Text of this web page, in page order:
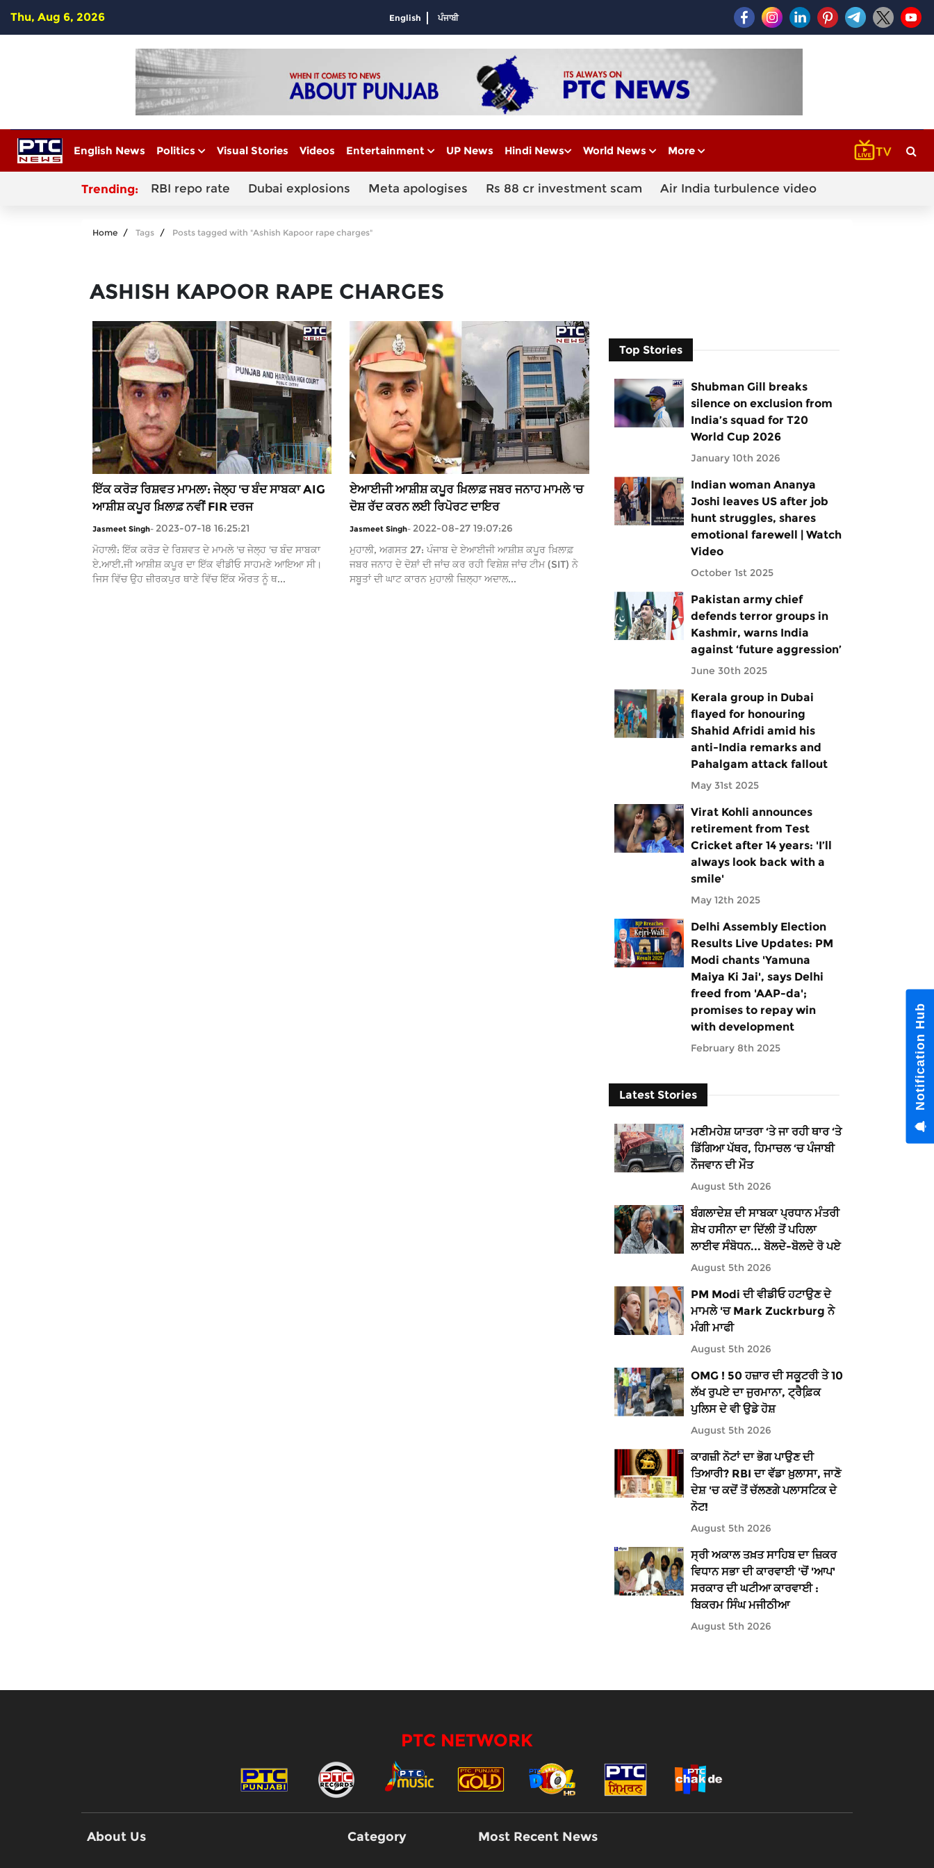
Thu, Aug 6, 2026 English ਪੰਜਾਬੀ
English News Politics Visual Stories Videos Entertainment UP News Hindi News World News More
Trending: RBI repo rate Dubai explosions Meta apologises Rs 88 cr investment scam Air India turbulence video
Home Tags Posts tagged with "Ashish Kapoor rape charges"
ASHISH KAPOOR RAPE CHARGES
ਇੱਕ ਕਰੋੜ ਰਿਸ਼ਵਤ ਮਾਮਲਾ: ਜੇਲ੍ਹ 'ਚ ਬੰਦ ਸਾਬਕਾ AIG
ਆਸ਼ੀਸ਼ ਕਪੂਰ ਖ਼ਿਲਾਫ਼ ਨਵੀਂ FIR ਦਰਜ
Jasmeet Singh- 2023-07-18 16:25:21
ਮੋਹਾਲੀ: ਇੱਕ ਕਰੋੜ ਦੇ ਰਿਸ਼ਵਤ ਦੇ ਮਾਮਲੇ 'ਚ ਜੇਲ੍ਹ 'ਚ ਬੰਦ ਸਾਬਕਾ
ਏ.ਆਈ.ਜੀ ਆਸ਼ੀਸ਼ ਕਪੂਰ ਦਾ ਇੱਕ ਵੀਡੀਓ ਸਾਹਮਣੇ ਆਇਆ ਸੀ।
ਜਿਸ ਵਿੱਚ ਉਹ ਜ਼ੀਰਕਪੁਰ ਥਾਣੇ ਵਿੱਚ ਇੱਕ ਔਰਤ ਨੂੰ ਥ...
ਏਆਈਜੀ ਆਸ਼ੀਸ਼ ਕਪੂਰ ਖ਼ਿਲਾਫ਼ ਜਬਰ ਜਨਾਹ ਮਾਮਲੇ 'ਚ
ਦੋਸ਼ ਰੱਦ ਕਰਨ ਲਈ ਰਿਪੋਰਟ ਦਾਇਰ
Jasmeet Singh- 2022-08-27 19:07:26
ਮੁਹਾਲੀ, ਅਗਸਤ 27: ਪੰਜਾਬ ਦੇ ਏਆਈਜੀ ਆਸ਼ੀਸ਼ ਕਪੂਰ ਖ਼ਿਲਾਫ਼
ਜਬਰ ਜਨਾਹ ਦੇ ਦੋਸ਼ਾਂ ਦੀ ਜਾਂਚ ਕਰ ਰਹੀ ਵਿਸ਼ੇਸ਼ ਜਾਂਚ ਟੀਮ (SIT) ਨੇ
ਸਬੂਤਾਂ ਦੀ ਘਾਟ ਕਾਰਨ ਮੁਹਾਲੀ ਜ਼ਿਲ੍ਹਾ ਅਦਾਲ...
Top Stories
Shubman Gill breaks
silence on exclusion from
India’s squad for T20
World Cup 2026
January 10th 2026
Indian woman Ananya
Joshi leaves US after job
hunt struggles, shares
emotional farewell | Watch
Video
October 1st 2025
Pakistan army chief
defends terror groups in
Kashmir, warns India
against ‘future aggression’
June 30th 2025
Kerala group in Dubai
flayed for honouring
Shahid Afridi amid his
anti-India remarks and
Pahalgam attack fallout
May 31st 2025
Virat Kohli announces
retirement from Test
Cricket after 14 years: 'I’ll
always look back with a
smile'
May 12th 2025
Delhi Assembly Election
Results Live Updates: PM
Modi chants 'Yamuna
Maiya Ki Jai', says Delhi
freed from 'AAP-da';
promises to repay win
with development
February 8th 2025
Latest Stories
ਮਣੀਮਹੇਸ਼ ਯਾਤਰਾ ‘ਤੇ ਜਾ ਰਹੀ ਥਾਰ ‘ਤੇ
ਡਿੱਗਿਆ ਪੱਥਰ, ਹਿਮਾਚਲ ‘ਚ ਪੰਜਾਬੀ
ਨੌਜਵਾਨ ਦੀ ਮੌਤ
August 5th 2026
ਬੰਗਲਾਦੇਸ਼ ਦੀ ਸਾਬਕਾ ਪ੍ਰਧਾਨ ਮੰਤਰੀ
ਸ਼ੇਖ ਹਸੀਨਾ ਦਾ ਦਿੱਲੀ ਤੋਂ ਪਹਿਲਾ
ਲਾਈਵ ਸੰਬੋਧਨ... ਬੋਲਦੇ-ਬੋਲਦੇ ਰੋ ਪਏ
August 5th 2026
PM Modi ਦੀ ਵੀਡੀਓ ਹਟਾਉਣ ਦੇ
ਮਾਮਲੇ 'ਚ Mark Zuckrburg ਨੇ
ਮੰਗੀ ਮਾਫੀ
August 5th 2026
OMG ! 50 ਹਜ਼ਾਰ ਦੀ ਸਕੂਟਰੀ ਤੇ 10
ਲੱਖ ਰੁਪਏ ਦਾ ਜੁਰਮਾਨਾ, ਟ੍ਰੈਫ਼ਿ਼ਕ
ਪੁਲਿਸ ਦੇ ਵੀ ਉਡੇ ਹੋਸ਼
August 5th 2026
ਕਾਗਜ਼ੀ ਨੋਟਾਂ ਦਾ ਭੋਗ ਪਾਉਣ ਦੀ
ਤਿਆਰੀ? RBI ਦਾ ਵੱਡਾ ਖ਼ੁਲਾਸਾ, ਜਾਣੋ
ਦੇਸ਼ 'ਚ ਕਦੋਂ ਤੋਂ ਚੱਲਣਗੇ ਪਲਾਸਟਿਕ ਦੇ
ਨੋਟ!
August 5th 2026
ਸ੍ਰੀ ਅਕਾਲ ਤਖ਼ਤ ਸਾਹਿਬ ਦਾ ਜ਼ਿਕਰ
ਵਿਧਾਨ ਸਭਾ ਦੀ ਕਾਰਵਾਈ 'ਚੋਂ 'ਆਪ'
ਸਰਕਾਰ ਦੀ ਘਟੀਆ ਕਾਰਵਾਈ :
ਬਿਕਰਮ ਸਿੰਘ ਮਜੀਠੀਆ
August 5th 2026
PTC NETWORK
About Us Category Most Recent News
Notification Hub